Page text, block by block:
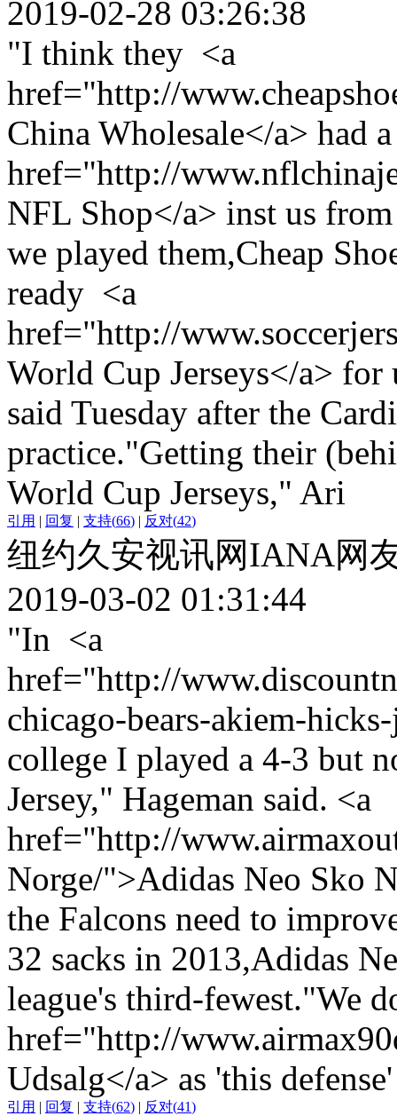
2019-02-28 03:26:38
"I think they <a
href="http://
China Wholesale</a> had
href="http://
NFL Shop</a> inst us
we played them,Cheap
ready <a
href="http://
World Cup Jerseys</a>
said Tuesday after the
practice."Getting their
World Cup Jerseys," Ari
引用 | 回复 | 支持(66) | 反对(42)
纽约久安视讯网IANA网
2019-03-02 01:31:44
"In <a
href="http://
chicago-bears-akiem-
college I played a 4-3 but
Jersey," Hageman said. <a
href="http://
Norge/">Adidas Neo Sko
the Falcons need to
32 sacks in 2013,Adidas
league's third-fewest."We
href="http://
Udsalg</a> as 'this
引用 | 回复 | 支持(62) | 反对(41)